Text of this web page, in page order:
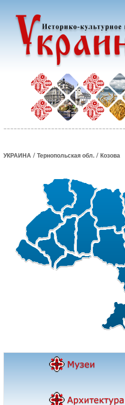
УКРАИНА / Тернопольская обл. / Козова